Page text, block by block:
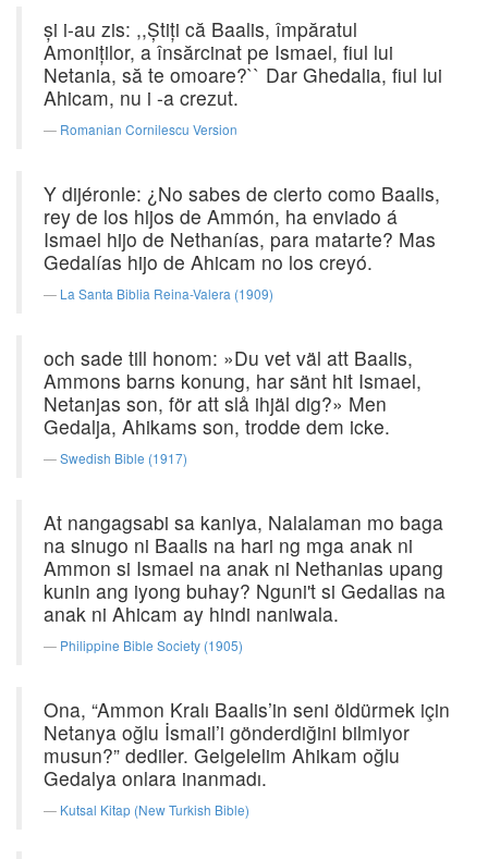
şi i-au zis: ,,Ştiţi că Baalis, împăratul
Amoniţilor, a însărcinat pe Ismael, fiul lui
Netania, să te omoare?`` Dar Ghedalia, fiul lui
Ahicam, nu i -a crezut.
Romanian Cornilescu Version
Y dijéronle: ¿No sabes de cierto como Baalis,
rey de los hijos de Ammón, ha enviado á
Ismael hijo de Nethanías, para matarte? Mas
Gedalías hijo de Ahicam no los creyó.
La Santa Biblia Reina-Valera (1909)
och sade till honom: »Du vet väl att Baalis,
Ammons barns konung, har sänt hit Ismael,
Netanjas son, för att slå ihjäl dig?» Men
Gedalja, Ahikams son, trodde dem icke.
Swedish Bible (1917)
At nangagsabi sa kaniya, Nalalaman mo baga
na sinugo ni Baalis na hari ng mga anak ni
Ammon si Ismael na anak ni Nethanias upang
kunin ang iyong buhay? Nguni't si Gedalias na
anak ni Ahicam ay hindi naniwala.
Philippine Bible Society (1905)
Ona, “Ammon Kralı Baalis’in seni öldürmek için
Netanya oğlu İsmail’i gönderdiğini bilmiyor
musun?” dediler. Gelgelelim Ahikam oğlu
Gedalya onlara inanmadı.
Kutsal Kitap (New Turkish Bible)